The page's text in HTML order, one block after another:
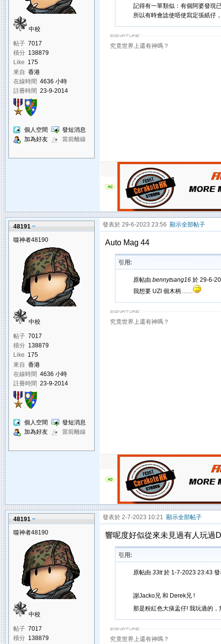
中校
帖子 7017
積分 138879
Like 175
來自 香港
在線時間 4636 小時
註冊時間 23-9-2014
個人空間
發短消息
加為好友
當前離線
記得有一單類似：有個阿婆發現
所以有時會諗使唔使寫定張紙仔
究竟世界上還有神嗎？
48191
噬神者48190
中校
帖子 7017
積分 138879
Like 175
來自 香港
在線時間 4636 小時
註冊時間 23-9-2014
個人空間
發短消息
加為好友
當前離線
發表於 29-6-2023 23:56 顯示全部帖子
Auto Mag 44
引用:
原帖由 bennytsang16於 29-6-
我想要 UZI 個木柄……
究竟世界上還有神嗎？
48191
噬神者48190
中校
帖子 7017
積分 138879
發表於 2-7-2023 10:21 顯示全部帖子
響呢度好似從來未見過有人玩過
引用:
原帖由 33tt於 1-7-2023 23:43
謝Jacko兄 和 Derek兄 !
那是粉紅色大痰盂仔! 我玩過的
究竟世界上還有神嗎？